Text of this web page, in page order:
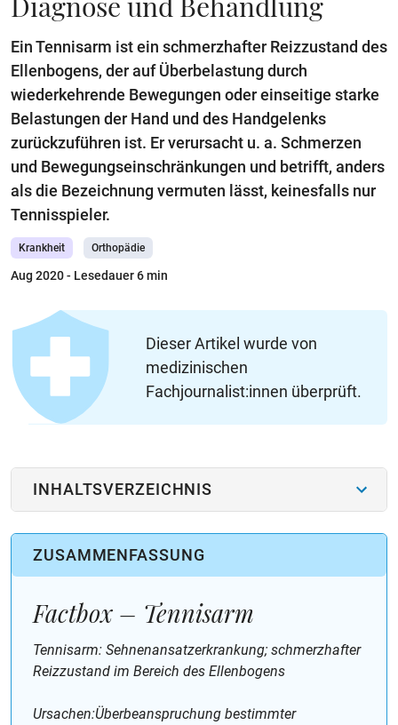
Ein Tennisarm ist ein schmerzhafter Reizzustand des
Ellenbogens, der auf Überbelastung durch
wiederkehrende Bewegungen oder einseitige starke
Belastungen der Hand und des Handgelenks
zurückzuführen ist. Er verursacht u. a. Schmerzen
und Bewegungseinschränkungen und betrifft, anders
als die Bezeichnung vermuten lässt, keinesfalls nur
Tennisspieler.
Krankheit Orthopädie
Aug 2020- Lesedauer 6 min
Dieser Artikel wurde von
medizinischen
Fachjournalist:innen überprüft.
INHALTSVERZEICHNIS
ZUSAMMENFASSUNG
Factbox – Tennisarm
Tennisarm: Sehnenansatzerkrankung; schmerzhafter
Reizzustand im Bereich des Ellenbogens
Ursachen:Überbeanspruchung bestimmter